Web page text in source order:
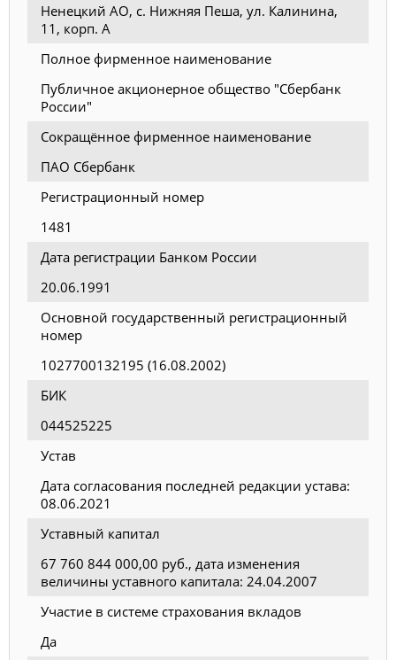
Ненецкий АО, с. Нижняя Пеша, ул. Калинина,
11, корп. А
Полное фирменное наименование
Публичное акционерное общество "Сбербанк
России"
Сокращённое фирменное наименование
ПАО Сбербанк
Регистрационный номер
1481
Дата регистрации Банком России
20.06.1991
Основной государственный регистрационный
номер
1027700132195 (16.08.2002)
БИК
044525225
Устав
Дата согласования последней редакции устава:
08.06.2021
Уставный капитал
67 760 844 000,00 руб., дата изменения
величины уставного капитала: 24.04.2007
Участие в системе страхования вкладов
Да